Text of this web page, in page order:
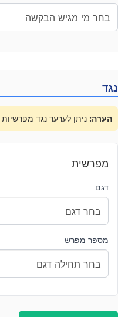
נגד
הערה: ניתן לערער נגד
מפרשית
דגם
מספר מפרש